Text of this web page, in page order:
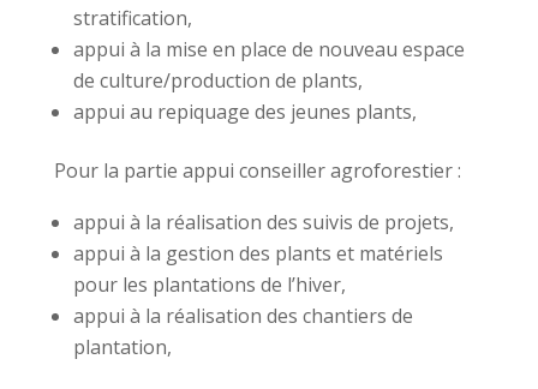
stratification,
appui à la mise en place de nouveau espace
de culture/production de plants,
appui au repiquage des jeunes plants,
Pour la partie appui conseiller agroforestier :
appui à la réalisation des suivis de projets,
appui à la gestion des plants et matériels
pour les plantations de l’hiver,
appui à la réalisation des chantiers de
plantation,